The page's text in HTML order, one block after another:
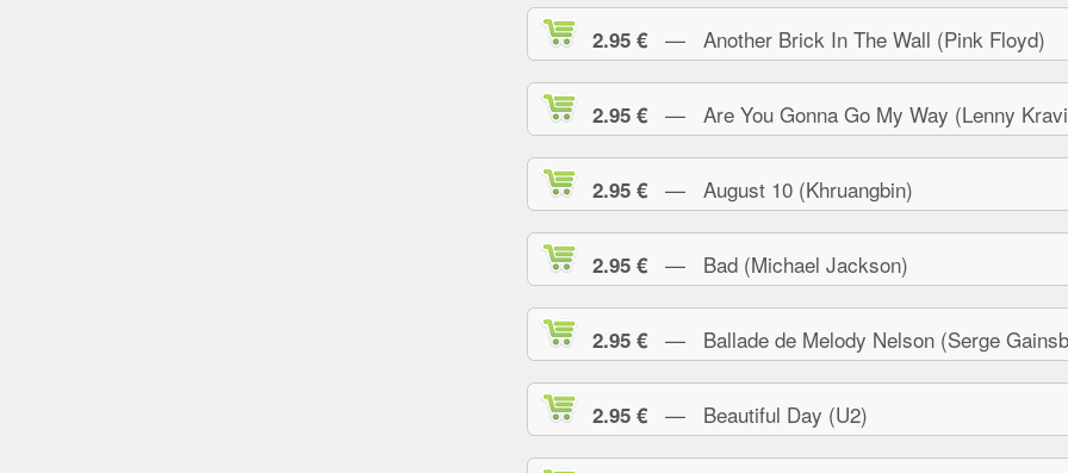
2.95 € — Another Brick In The Wall (Pink Floyd)
2.95 € — Are You Gonna Go My Way (Lenny
2.95 € — August 10 (Khruangbin)
2.95 € — Bad (Michael Jackson)
2.95 € — Ballade de Melody Nelson (Serge
2.95 € — Beautiful Day (U2)